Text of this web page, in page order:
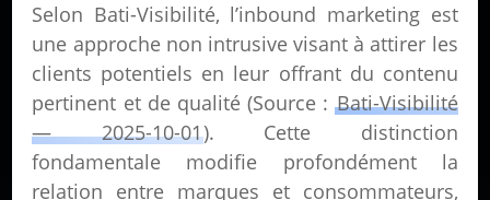
Selon Bati-Visibilité, l’inbound marketing est
une approche non intrusive visant à attirer les
clients potentiels en leur offrant du contenu
pertinent et de qualité (Source : Bati-Visibilité
— 2025-10-01). Cette distinction
fondamentale modifie profondément la
relation entre marques et consommateurs,